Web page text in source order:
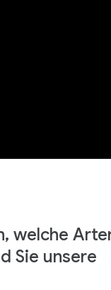
welche
Sie unsere